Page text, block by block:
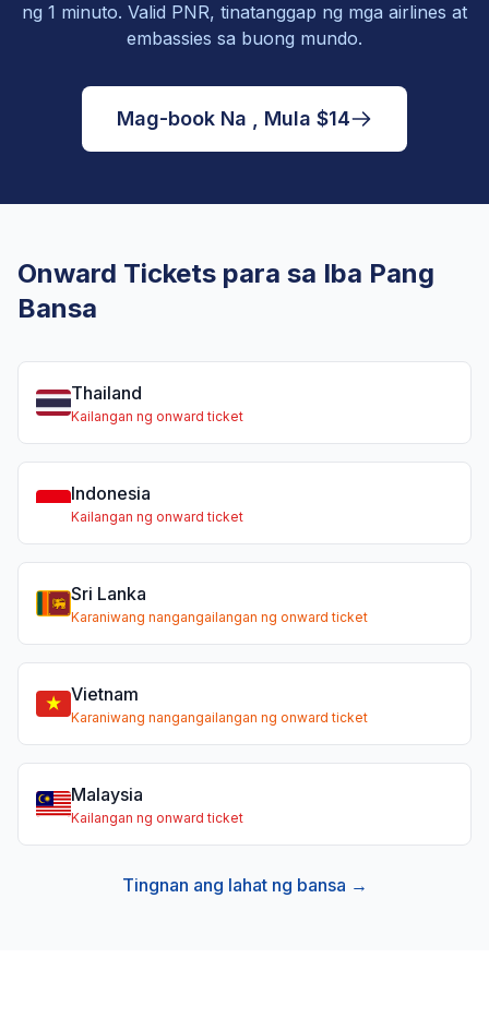
ng 1 minuto. Valid PNR, tinatanggap ng mga airlines at
embassies sa buong mundo.
Mag-book Na , Mula $14
Onward Tickets para sa Iba Pang
Bansa
Thailand
Kailangan ng onward ticket
Indonesia
Kailangan ng onward ticket
Sri Lanka
Karaniwang nangangailangan ng onward ticket
Vietnam
Karaniwang nangangailangan ng onward ticket
Malaysia
Kailangan ng onward ticket
Tingnan ang lahat ng bansa →